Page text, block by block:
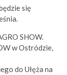
się
SHOW.
w Ostródzie,
do Ułęża na